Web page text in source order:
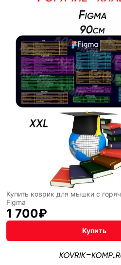
Купить коврик для мышки с
Figma
1 700₽
Купить
Hot
Wheels
Мария
Карташева
Кудряшка